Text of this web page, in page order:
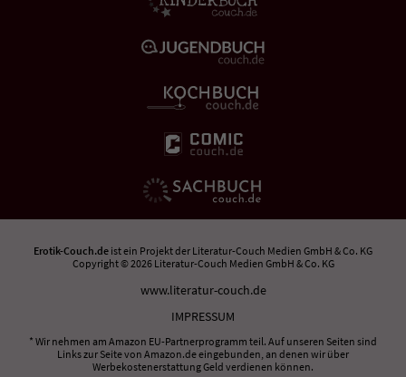
Erotik-Couch.de ist ein Projekt der Literatur-Couch Medien GmbH & Co. KG
Copyright © 2026 Literatur-Couch Medien GmbH & Co. KG
www.literatur-couch.de
IMPRESSUM
* Wir nehmen am Amazon EU-Partnerprogramm teil. Auf unseren Seiten sind
Links zur Seite von Amazon.de eingebunden, an denen wir über
Werbekostenerstattung Geld verdienen können.